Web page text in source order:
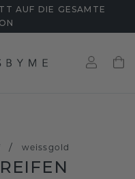
AUF DIE GESAMTE
/ weissgold